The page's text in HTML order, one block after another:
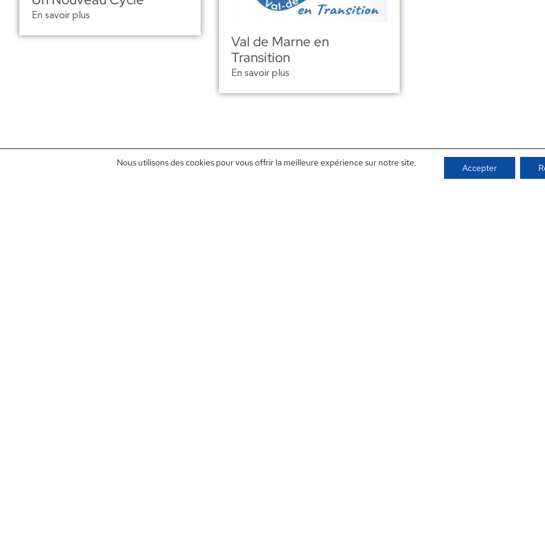
En savoir plus
Val de Marne en
Transition
En savoir plus
Nous utilisons des cookies pour vous offrir la meilleure expérience sur notre site. Accepter